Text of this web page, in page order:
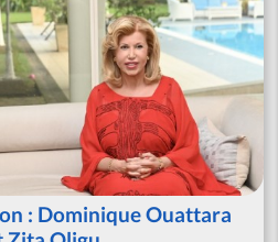
: Dominique Ouattara